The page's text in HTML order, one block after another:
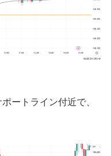
ートライン付近で、